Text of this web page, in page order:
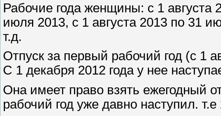
Рабочие года женщины: с 1 августа
июля 2013, с 1 августа 2013 по 31
т.д.
Отпуск за первый рабочий год (с 1
С 1 декабря 2012 года у нее
Она имеет право взять ежегодный
рабочий год уже давно наступил.